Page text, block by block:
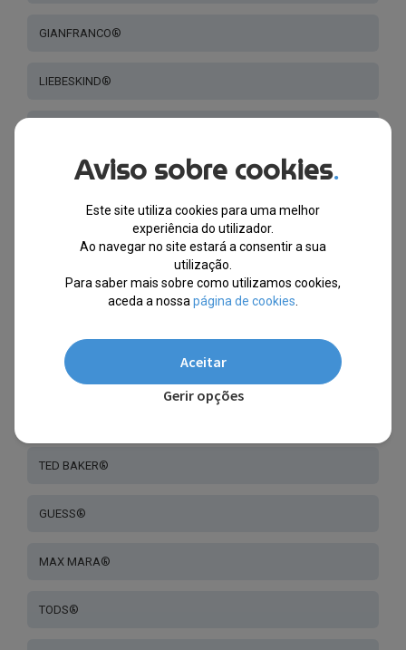
GIANFRANCO®
LIEBESKIND®
BALLY®
GREATER THAN INFINITY®
TED BAKER®
GUESS®
MAX MARA®
TODS®
Aviso sobre cookies.
Este site utiliza cookies para uma melhor
experiência do utilizador.
Ao navegar no site estará a consentir a sua
utilização.
Para saber mais sobre como utilizamos cookies,
aceda a nossa página de cookies
Aceitar
Gerir opções